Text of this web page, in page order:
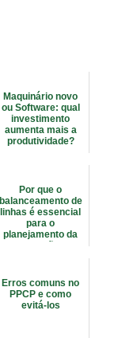
Maquinário novo
ou Software: qual
investimento
aumenta mais a
produtividade?
Por que o
balanceamento de
linhas é essencial
para o
planejamento da
Erros comuns no
PPCP e como
evitá-los